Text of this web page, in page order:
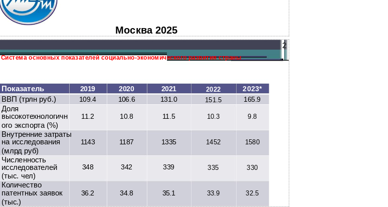
Москва 2025
2
Система основных показателей социально-экономического развития страны
Показатель 2019 2020 2021 2022 2023*
ВВП (трлн руб.) 109.4 106.6 131.0 151.5 165.9
Доля
11.2 10.8 11.5 10.3 9.8
высокотехнологичн
ого экспорта (%)
Внутренние затраты
1143 1187 1335 1452 1580
на исследования
(млрд руб)
Численность
348 342 339 335 330
исследователей
(тыс. чел)
Количество
36.2 34.8 35.1 33.9 32.5
патентных заявок
(тыс.)